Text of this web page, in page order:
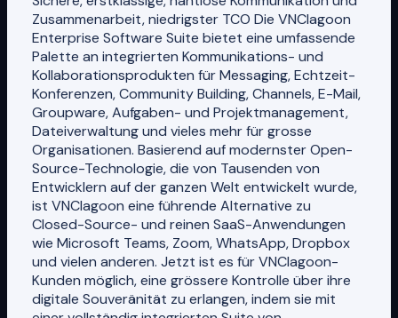
Zusammenarbeit, niedrigster TCO Die VNClagoon
Enterprise Software Suite bietet eine umfassende
Palette an integrierten Kommunikations- und
Kollaborationsprodukten für Messaging, Echtzeit-
Konferenzen, Community Building, Channels, E-Mail,
Groupware, Aufgaben- und Projektmanagement,
Dateiverwaltung und vieles mehr für grosse
Organisationen. Basierend auf modernster Open-
Source-Technologie, die von Tausenden von
Entwicklern auf der ganzen Welt entwickelt wurde,
ist VNClagoon eine führende Alternative zu
Closed-Source- und reinen SaaS-Anwendungen
wie Microsoft Teams, Zoom, WhatsApp, Dropbox
und vielen anderen. Jetzt ist es für VNClagoon-
Kunden möglich, eine grössere Kontrolle über ihre
digitale Souveränität zu erlangen, indem sie mit